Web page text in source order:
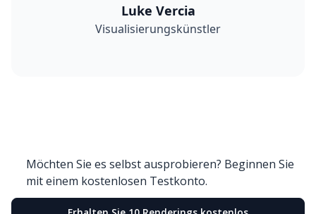
Luke Vercia
Visualisierungskünstler
Möchten Sie es selbst ausprobieren? Beginnen Sie
mit einem kostenlosen Testkonto.